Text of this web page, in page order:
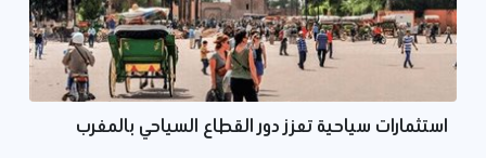
استثمارات سياحية تعزز دور القطاع السياحي بالمغرب